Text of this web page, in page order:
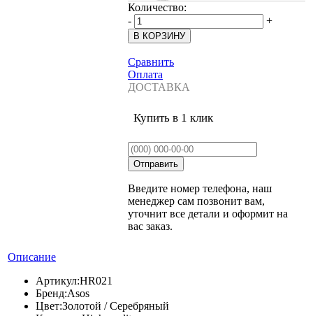
Количество:
-
+
Сравнить
Оплата
ДОСТАВКА
Купить в 1 клик
Введите номер телефона, наш
менеджер сам позвонит вам,
уточнит все детали и оформит на
вас заказ.
Описание
Артикул:HR021
Бренд:Asos
Цвет:Золотой / Серебряный